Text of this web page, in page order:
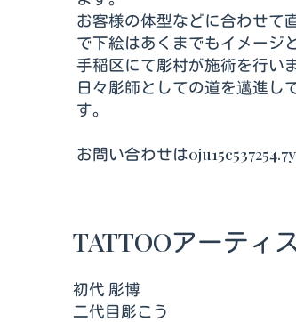
お客様の体型などに合わせて
で下絵はあくまでもイメージ
手稲区にて彫村が施術を行いま
日々彫師としての道を邁進し
す。
お問い合わせは
TATTOOアーティ
初代 彫博
二代目彫こう